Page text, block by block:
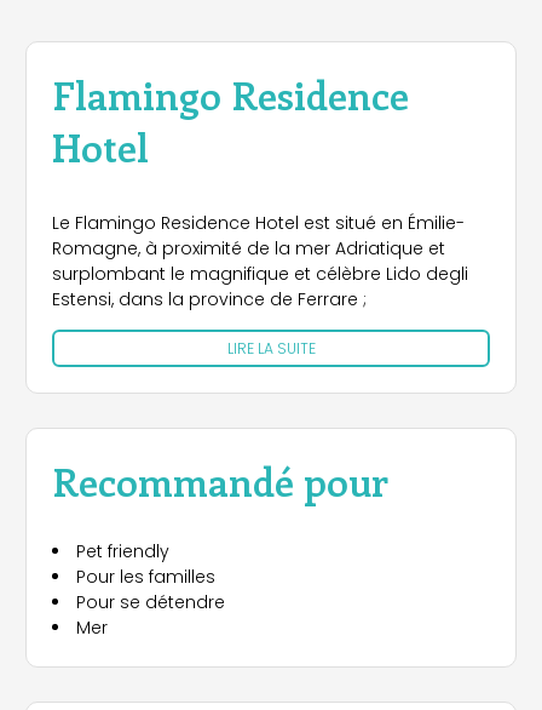
Flamingo Residence
Hotel
Le Flamingo Residence Hotel est situé en Émilie-
Romagne, à proximité de la mer Adriatique et
surplombant le magnifique et célèbre Lido degli
Estensi, dans la province de Ferrare ;
LIRE LA SUITE
Recommandé pour
Pet friendly
Pour les familles
Pour se détendre
Mer